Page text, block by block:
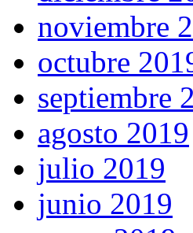
noviembre
octubre
septiembre
agosto 2019
julio 2019
junio 2019